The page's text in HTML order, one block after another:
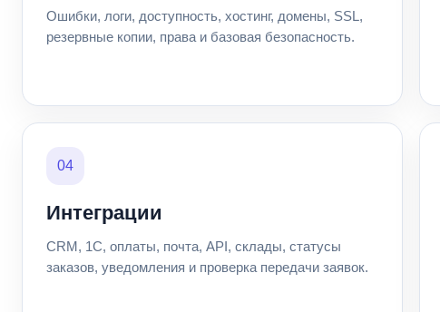
Ошибки, логи, доступность, хостинг, домены, SSL,
резервные копии, права и базовая безопасность.
04
Интеграции
CRM, 1С, оплаты, почта, API, склады, статусы
заказов, уведомления и проверка передачи заявок.